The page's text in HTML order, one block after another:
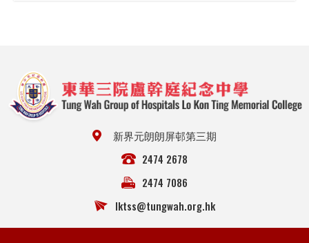
新界元朗朗屏邨第三期
2474 2678
2474 7086
lktss@tungwah.org.hk